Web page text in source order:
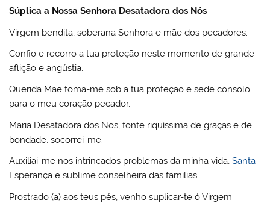
Súplica a Nossa Senhora Desatadora dos Nós
Virgem bendita, soberana Senhora e mãe dos pecadores.
Confio e recorro a tua proteção neste momento de grande
aflição e angústia.
Querida Mãe toma-me sob a tua proteção e sede consolo
para o meu coração pecador.
Maria Desatadora dos Nós, fonte riquíssima de graças e de
bondade, socorrei-me.
Auxiliai-me nos intrincados problemas da minha vida,Santa
Esperança e sublime conselheira das famílias.
Prostrado (a) aos teus pés, venho suplicar-te ó Virgem